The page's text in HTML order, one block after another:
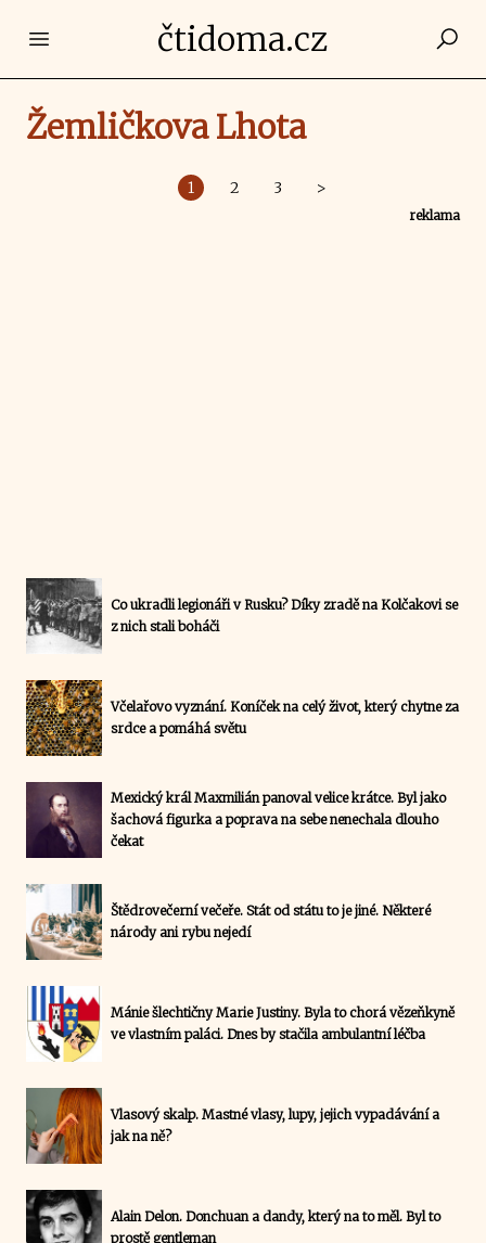
Open main menučtidoma.cz
Žemličkova Lhota
1 2 3 >
reklama
Co ukradli legionáři v Rusku? Díky zradě na Kolčakovi se
z nich stali boháči
Včelařovo vyznání. Koníček na celý život, který chytne za
srdce a pomáhá světu
Mexický král Maxmilián panoval velice krátce. Byl jako
šachová figurka a poprava na sebe nenechala dlouho
čekat
Štědrovečerní večeře. Stát od státu to je jiné. Některé
národy ani rybu nejedí
Mánie šlechtičny Marie Justiny. Byla to chorá vězeňkyně
ve vlastním paláci. Dnes by stačila ambulantní léčba
Vlasový skalp. Mastné vlasy, lupy, jejich vypadávání a
jak na ně?
Alain Delon. Donchuan a dandy, který na to měl. Byl to
prostě gentleman